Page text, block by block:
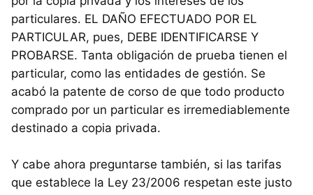
particulares. EL DAÑO EFECTUADO POR EL
PARTICULAR, pues, DEBE IDENTIFICARSE Y
PROBARSE. Tanta obligación de prueba tienen el
particular, como las entidades de gestión. Se
acabó la patente de corso de que todo producto
comprado por un particular es irremediablemente
destinado a copia privada.
Y cabe ahora preguntarse también, si las tarifas
que establece la Ley 23/2006 respetan este justo